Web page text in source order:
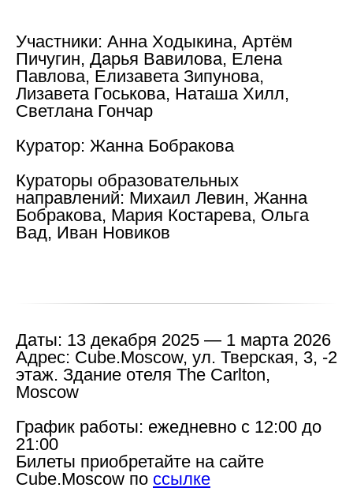
Участники: Анна Ходыкина, Артём
Пичугин, Дарья Вавилова, Елена
Павлова, Елизавета Зипунова,
Лизавета Госькова, Наташа Хилл,
Светлана Гончар
Куратор: Жанна Бобракова
Кураторы образовательных
направлений: Михаил Левин, Жанна
Бобракова, Мария Костарева, Ольга
Вад, Иван Новиков
Даты: 13 декабря 2025 — 1 марта 2026
Адрес: Cube.Moscow, ул. Тверская, 3, -2
этаж. Здание отеля The Carlton,
Moscow
График работы: ежедневно с 12:00 до
21:00
Билеты приобретайте на сайте
Cube.Moscow по ссылке
Новости школы
Подпишитесь, чтобы первыми узнавать о новых
курсах, скидках и событиях школы.
Подписаться